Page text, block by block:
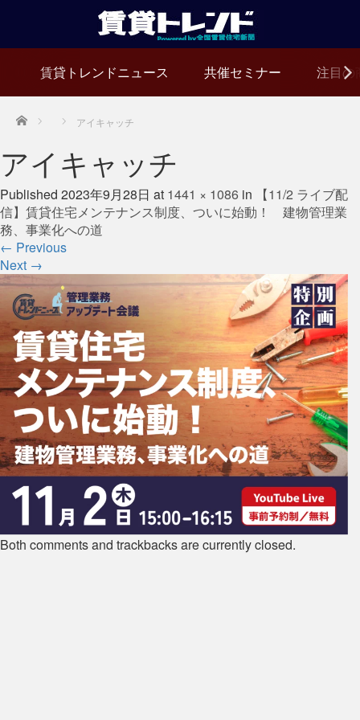
賃貸トレンドニュース 共催セミナー 注目の
Home アイキャッチ
アイキャッチ
Published 2023年9月28日 at 1441 × 1086 in
【11/2 ライブ配
信】賃貸住宅メンテナンス制度、ついに始動！ 建物管理業
務、事業化への道
← Previous
Next →
Both comments and trackbacks are currently closed.